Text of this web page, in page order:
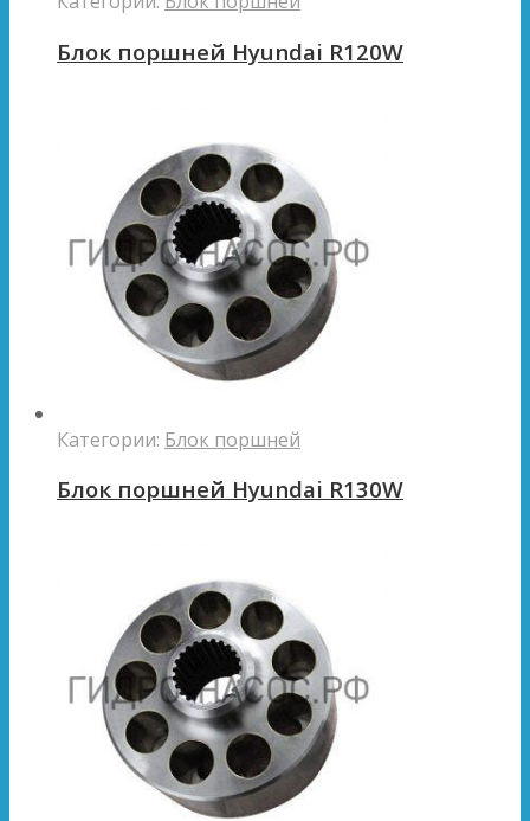
Блок поршней Hyundai R120W
Категории: Блок поршней
Блок поршней Hyundai R130W